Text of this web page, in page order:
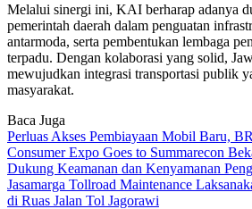
Melalui sinergi ini, KAI berharap adanya
pemerintah daerah dalam penguatan
antarmoda, serta pembentukan lembaga
terpadu. Dengan kolaborasi yang solid,
mewujudkan integrasi transportasi publik
masyarakat.
Baca Juga
Perluas Akses Pembiayaan Mobil Baru,
Consumer Expo Goes to Summarecon
Dukung Keamanan dan Kenyamanan
Jasamarga Tollroad Maintenance
di Ruas Jalan Tol Jagorawi